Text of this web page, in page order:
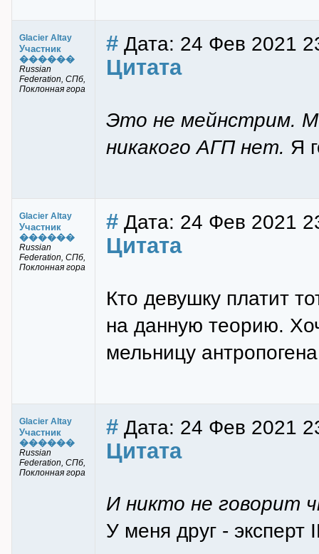
Glacier Altay
Участник
������
Russian
Federation, СПб,
Поклонная гора
# Дата: 24 Фев 2021
Цитата
Это не мейнстрим.
никакого АГП нет. Я
Glacier Altay
Участник
������
Russian
Federation, СПб,
Поклонная гора
# Дата: 24 Фев 2021
Цитата
Кто девушку платит
на данную теорию.
мельницу
Glacier Altay
Участник
������
Russian
Federation, СПб,
Поклонная гора
# Дата: 24 Фев 2021
Цитата
И никто не говорит
У меня друг - эксперт